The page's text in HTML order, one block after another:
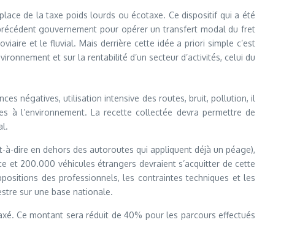
de la taxe poids lourds ou écotaxe. Ce dispositif qui a été
gouvernement pour opérer un transfert modal du fret
et le fluvial. Mais derrière cette idée a priori simple c’est
et sur la rentabilité d’un secteur d’activités, celui du
négatives, utilisation intensive des routes, bruit, pollution, il
à l’environnement. La recette collectée devra permettre de
dire en dehors des autoroutes qui appliquent déjà un péage),
et 200.000 véhicules étrangers devraient s’acquitter de cette
des professionnels, les contraintes techniques et les
sur une base nationale.
Ce montant sera réduit de 40% pour les parcours effectués